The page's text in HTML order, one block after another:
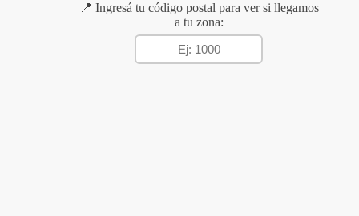
📍 Ingresá tu código postal para ver si llegamos
a tu zona: